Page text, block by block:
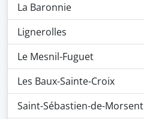
La Baronnie
Lignerolles
Le Mesnil-Fuguet
Les Baux-Sainte-Croix
Saint-Sébastien-de-Morsent